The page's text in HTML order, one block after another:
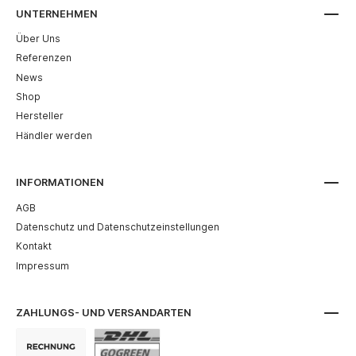
Hardware für das Schloss ist separat erhältlich. Zur
Türkit erforderlich.Bitte beachten Sie: Der Wiegand-
Ausgangsmodus wird von unserer PaxLock-Produktreihe
UNTERNEHMEN
Über Uns
Referenzen
News
Shop
Hersteller
Händler werden
INFORMATIONEN
AGB
Datenschutz und Datenschutzeinstellungen
Kontakt
Impressum
ZAHLUNGS- UND VERSANDARTEN